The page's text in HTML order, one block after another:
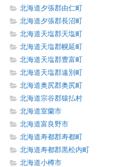
北海道夕張郡由仁町
北海道夕張郡長沼町
北海道天塩郡天塩町
北海道天塩郡幌延町
北海道天塩郡豊富町
北海道天塩郡遠別町
北海道奥尻郡奥尻町
北海道宗谷郡猿払村
北海道室蘭市
北海道富良野市
北海道寿都郡寿都町
北海道寿都郡黒松内町
北海道小樽市